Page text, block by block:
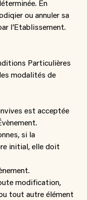
En
ou annuler sa
l’Etablissement.
Particulières
modalités de
est acceptée
si la
initial, elle doit
modification,
tout autre élément